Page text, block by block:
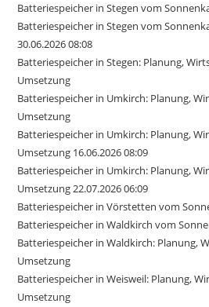
Batteriespeicher in Stegen vom
Batteriespeicher in Stegen vom
30.06.2026 08:08
Batteriespeicher in Stegen: Planung,
Umsetzung
Batteriespeicher in Umkirch: Planung,
Umsetzung
Batteriespeicher in Umkirch: Planung,
Umsetzung 16.06.2026 08:09
Batteriespeicher in Umkirch: Planung,
Umsetzung 22.07.2026 06:09
Batteriespeicher in Vörstetten vom
Batteriespeicher in Waldkirch vom
Batteriespeicher in Waldkirch: Planung,
Umsetzung
Batteriespeicher in Weisweil: Planung,
Umsetzung